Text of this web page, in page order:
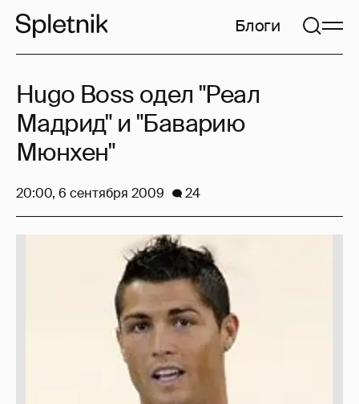
Блоги
Hugo Boss одел "Реал
Мадрид" и "Баварию
Мюнхен"
20:00, 6 сентября 2009 24